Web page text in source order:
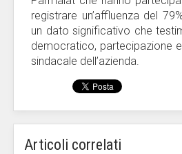
registrare un’affluenza del
un dato significativo che
democratico, partecipazione
sindacale dell’azienda.
Articoli correlati